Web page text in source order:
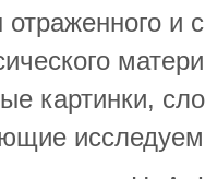
и
картинки,